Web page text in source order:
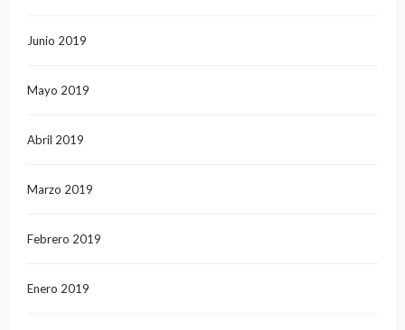
Junio 2019
Mayo 2019
Abril 2019
Marzo 2019
Febrero 2019
Enero 2019